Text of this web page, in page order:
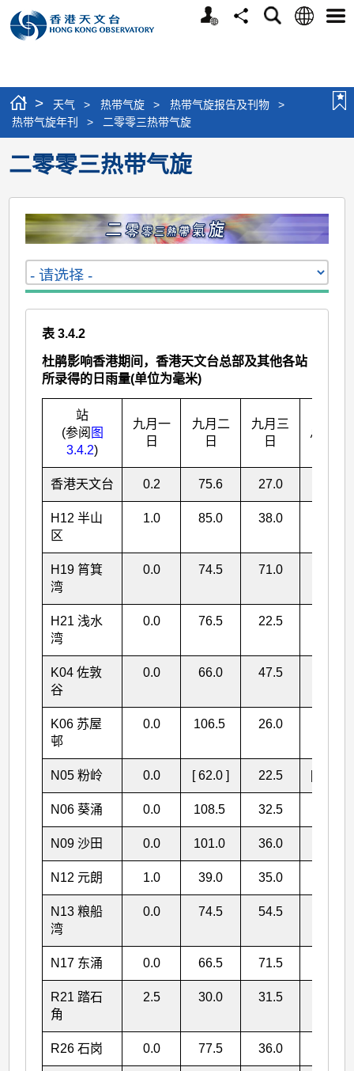
个
分
搜
语
选
> 天气 > 热带气旋 > 热带气旋报告及刊物
>
热带气旋年刊
> 二零零三热带气旋
二零零三热带气旋
表 3.4.2
杜鹃影响香港期间，香港天文台总部及其他各站
所录得的日雨量(单位为毫米)
站
(参阅 图
3.4.2)
九月一
日
九月二
日
九月三
日
总雨量
香港天文台 0.2 75.6 27.0
H12 半山
区
1.0 85.0 38.0
H19 筲箕
湾
0.0 74.5 71.0
H21 浅水
湾
0.0 76.5 22.5
K04 佐敦
谷
0.0 66.0 47.5
K06 苏屋
邨
0.0 106.5 26.0
N05 粉岭 0.0 [ 62.0 ] 22.5
N06 葵涌 0.0 108.5 32.5
N09 沙田 0.0 101.0 36.0
N12 元朗 1.0 39.0 35.0
N13 粮船
湾
0.0 74.5 54.5
N17 东涌 0.0 66.5 71.5
R21 踏石
角
2.5 30.0 31.5
R26 石岗 0.0 77.5 36.0